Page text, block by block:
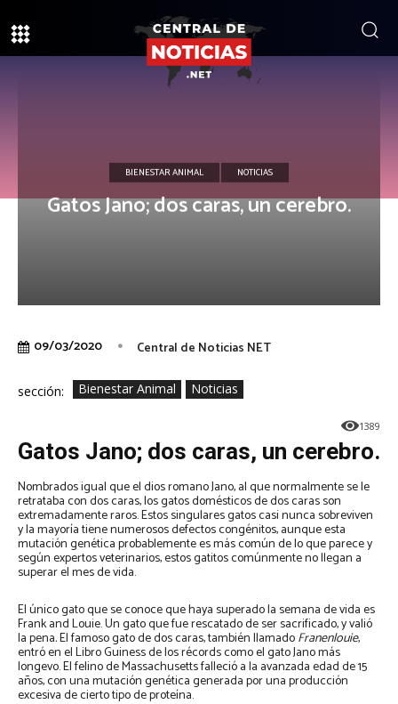
BIENESTAR ANIMAL NOTICIAS
Gatos Jano; dos caras, un cerebro.
09/03/2020 Central de Noticias NET
sección: Bienestar Animal Noticias
1389
Gatos Jano; dos caras, un cerebro.
Nombrados igual que el dios romano Jano, al que normalmente se le
retrataba con dos caras, los gatos domésticos de dos caras son
extremadamente raros. Estos singulares gatos casi nunca sobreviven
y la mayoría tiene numerosos defectos congénitos, aunque esta
mutación genética probablemente es más común de lo que parece y
según expertos veterinarios, estos gatitos comúnmente no llegan a
superar el mes de vida.
El único gato que se conoce que haya superado la semana de vida es
Frank and Louie. Un gato que fue rescatado de ser sacrificado, y valió
la pena.El famoso gato de dos caras, también llamadoFranenlouie,
entró en el Libro Guiness de los récords como el gato Jano más
longevo. El felino de Massachusetts falleció a la avanzada edad de 15
años, con una mutación genética generada por una producción
excesiva de cierto tipo de proteína.